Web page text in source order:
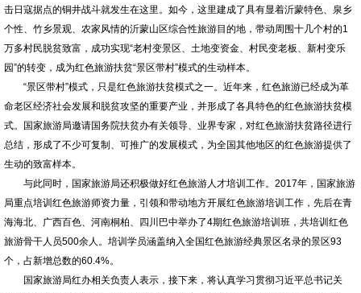
击日寇据点的铜井战斗就发生在这里。如今，这里建成了具有显着沂蒙特色、泉乡
个性、竹乡景观、农家风情的沂蒙山区综合性旅游目的地，带动周围十几个村的1
万多村民脱贫致富，成功实现“老村变景区、土地变资金、村民变老板、新村变乐
园”的转变，成为红色旅游扶贫“景区带村”模式的生动样本。
“景区带村”模式，只是红色旅游扶贫模式之一。近年来，红色旅游已经成为革
命老区经济社会发展和脱贫攻坚的重要产业，并形成了各具特色的红色旅游扶贫模
式。国家旅游局邀请国务院扶贫办有关领导、业界专家，对红色旅游扶贫路径进行
总结，形成了不少可复制、可推广的发展模式，为全国其他地区的红色旅游提供了
生动的致富样本。
与此同时，国家旅游局还积极做好红色旅游人才培训工作。2017年，国家旅游
局重点培训红色旅游师资力量，引领和带动地方开展红色旅游培训工作，先后在青
海海北、广西百色、河南桐柏、四川巴中举办了4期红色旅游培训班，共培训红色
旅游骨干人员500余人。培训学员涵盖纳入全国红色旅游经典景区名录的景区93
个，占新增总数的60.4%。
国家旅游局红办相关负责人表示，接下来，将认真学习贯彻习近平总书记关